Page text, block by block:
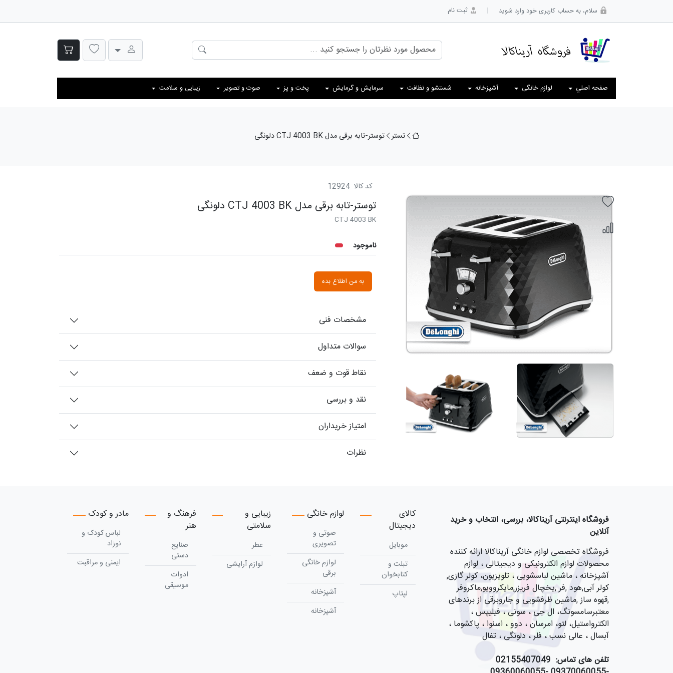
سلام، به حساب کاربری خود وارد شوید | ثبت نام
صفحه اصلي لوازم خانگی آشپزخانه شستشو و نظافت سرمایش و گرمایش پخت و پز صوت و تصویر زیبایی و سلامت
تستر توستر-تابه برقی مدل CTJ 4003 BK دلونگی
کد کالا 12924
توستر-تابه برقی مدل CTJ 4003 BK دلونگی
CTJ 4003 BK
ناموجود
به من اطلاع بده
مشخصات فنی
سوالات متداول
نقاط قوت و ضعف
نقد و بررسی
امتیاز خریداران
نظرات
فروشگاه اینترنتی آریناکالا، بررسی، انتخاب و خرید
آنلاین
فروشگاه تخصصی لوازم خانگی آریناکالا ارائه کننده
محصولات لوازم الکترونیکی و دیجیتالی ، لوازم
آشپزخانه ، ماشین لباسشویی ، تلویزیون، کولر گازی,
کولر آبی,هود ,فر ,یخچال فریزر,مایکروویو,ماکروفر
,قهوه ساز ,ماشین ظرفشویی و جاروبرقی از برندهای
معتبرسامسونگ، ال جی ، سونی ، فیلیپس ،
الکترواستیل، لتو، امرسان ، دوو ، اسنوا ، پاکشوما ،
آبسال ، عالی نسب ، فلر ، دلونگی ، تفال
تلفن های تماس:
02155407049
کالای
دیجیتال
موبایل
تبلت و
کتابخوان
لپتاپ
لوازم خانگی
صوتی و
تصویری
لوازم خانگی
برقی
آشپزخانه
آشپزخانه
زیبایی و
سلامتی
عطر
لوازم آرایشی
فرهنگ و
هنر
صنایع
دستی
ادوات
موسیقی
مادر و کودک
لباس کودک و
نوزاد
ایمنی و مراقبت